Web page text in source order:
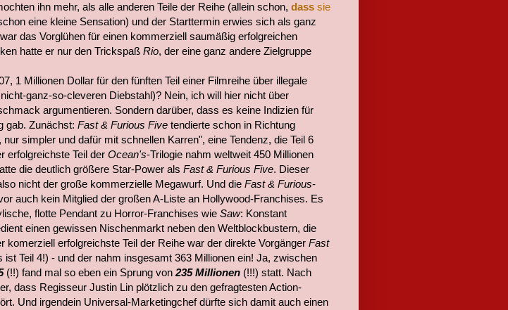
ihn mehr, als alle anderen Teile der Reihe (allein schon, dass sie
eine kleine Sensation) und der Starttermin erwies sich als ganz
das Vorglühen für einen kommerziell saumäßig erfolgreichen
hatte er nur den Trickspaß Rio, der eine ganz andere Zielgruppe
1 Millionen Dollar für den fünften Teil einer Filmreihe über illegale
ganz-so-cleveren Diebstahl)? Nein, ich will hier nicht über
argumentieren. Sondern darüber, dass es keine Indizien für
gab. Zunächst: Fast & Furious Five tendierte schon in Richtung
, nur simpler und dafür mit schnellen Karren", eine Tendenz, die Teil 6
erfolgreichste Teil der Ocean's-Trilogie nahm weltweit 450 Millionen
die deutlich größere Star-Power als Fast & Furious Five. Dieser
nicht der große kommerzielle Megawurf. Und die Fast & Furious-
auch kein Mitglied der großen A-Liste an Hollywood-Franchises. Es
flotte Pendant zu Horror-Franchises wie Saw: Konstant
einen gewissen Nischenmarkt neben den Weltblockbustern, die
komerziell erfolgreichste Teil der Reihe war der direkte Vorgänger Fast
ist Teil 4!) - und der nahm insgesamt 363 Millionen ein! Ja, zwischen
(!!) fand mal so eben ein Sprung von 235 Millionen (!!!) statt. Nach
dass Regisseur Justin Lin plötzlich zu den gefragtesten Action-
Und irgendein Universal-Marketingchef dürfte sich damit auch einen